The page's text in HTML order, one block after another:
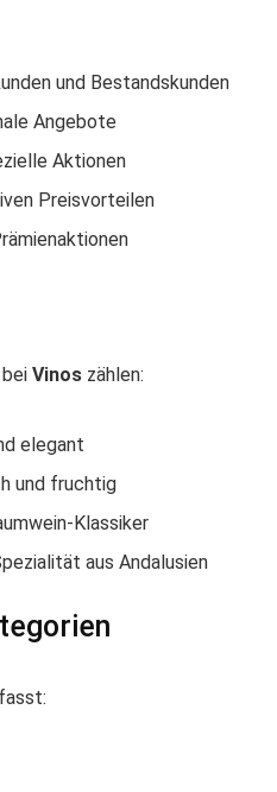
und Bestandskunden
Angebote
Aktionen
Preisvorteilen
Vinos zählen:
elegant
und fruchtig
Klassiker
aus Andalusien